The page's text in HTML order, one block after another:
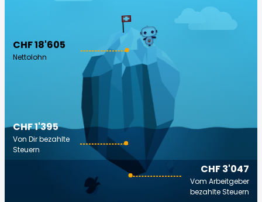
CHF 18'605
Nettolohn
CHF 3'047
Vom Arbeitgeber
bezahlte Steuern
CHF 1'395
Von Dir bezahlte
Steuern